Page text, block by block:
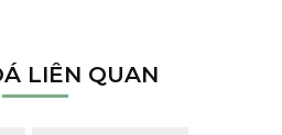
LIÊN QUAN